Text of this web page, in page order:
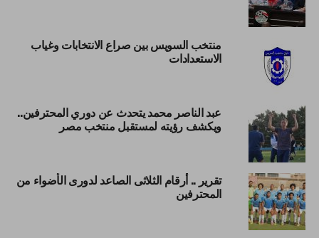
منتخب السويس بين صراع الانتخابات وغياب
الاستعدادات
عبد الناصر محمد يتحدث عن دوري المحترفين..
ويكشف رؤيته لمستقبل منتخب مصر
تقرير .. أرقام الثلاثى الصاعد لدورى الأضواء من
المحترفين